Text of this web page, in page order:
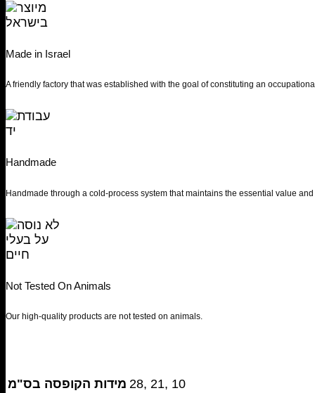
Made in Israel
A friendly factory that was established with the goal of constituting an
Handmade
Handmade through a cold-process system that maintains the essential value
Not Tested On Animals
Our high-quality products are not tested on animals.
מידות הקופסה בס"מ 28, 21, 10